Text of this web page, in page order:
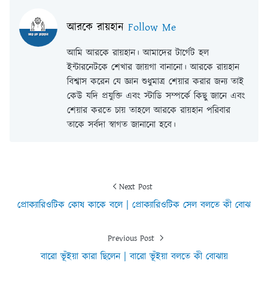
আরকে রায়হান Follow Me
আমি আরকে রায়হান। আমাদের টার্গেট হল
ইন্টারনেটকে শেখার জায়গা বানানো। আরকে রায়হান
বিশ্বাস করেন যে জ্ঞান শুধুমাত্র শেয়ার করার জন্য তাই
কেউ যদি প্রযুক্তি এবং স্টাডি সম্পর্কে কিছু জানে এবং
শেয়ার করতে চায় তাহলে আরকে রায়হান পরিবার
তাকে সর্বদা স্বাগত জানানো হবে।
Next Post
প্রোক্যারিওটিক কোষ কাকে বলে | প্রোক্যারিওটিক সেল বলতে কী বোঝ
Previous Post
বারো ভূঁইয়া কারা ছিলেন | বারো ভূঁইয়া বলতে কী বোঝায়